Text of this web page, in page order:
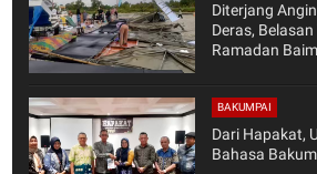
Diterjang
Deras,
Ramadan
BAKUMPAI
Dari Hapakat,
Bahasa